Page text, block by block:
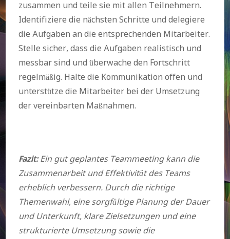
zusammen und teile sie mit allen Teilnehmern.
Identifiziere die nächsten Schritte und delegiere
die Aufgaben an die entsprechenden Mitarbeiter.
Stelle sicher, dass die Aufgaben realistisch und
messbar sind und überwache den Fortschritt
regelmäßig. Halte die Kommunikation offen und
unterstütze die Mitarbeiter bei der Umsetzung
der vereinbarten Maßnahmen.
Fazit:Ein gut geplantes Teammeeting kann die
Zusammenarbeit und Effektivität des Teams
erheblich verbessern. Durch die richtige
Themenwahl, eine sorgfältige Planung der Dauer
und Unterkunft, klare Zielsetzungen und eine
strukturierte Umsetzung sowie die